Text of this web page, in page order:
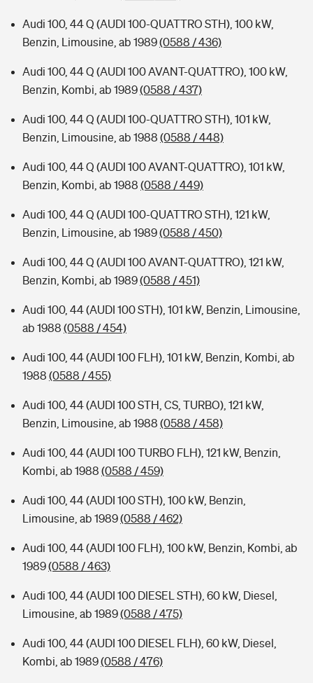
Audi 100, 44 Q (AUDI 100-QUATTRO STH), 100 kW,
Benzin, Limousine, ab 1989(0588 / 436)
Audi 100, 44 Q (AUDI 100 AVANT-QUATTRO), 100 kW,
Benzin, Kombi, ab 1989(0588 / 437)
Audi 100, 44 Q (AUDI 100-QUATTRO STH), 101 kW,
Benzin, Limousine, ab 1988 (0588 / 448)
Audi 100, 44 Q (AUDI 100 AVANT-QUATTRO), 101 kW,
Benzin, Kombi, ab 1988 (0588 / 449)
Audi 100, 44 Q (AUDI 100-QUATTRO STH), 121 kW,
Benzin, Limousine, ab 1989(0588 / 450)
Audi 100, 44 Q (AUDI 100 AVANT-QUATTRO), 121 kW,
Benzin, Kombi, ab 1989(0588 / 451)
Audi 100, 44 (AUDI 100 STH), 101 kW, Benzin, Limousine,
ab 1988 (0588 / 454)
Audi 100, 44 (AUDI 100 FLH), 101 kW, Benzin, Kombi, ab
1988 (0588 / 455)
Audi 100, 44 (AUDI 100 STH, CS, TURBO), 121 kW,
Benzin, Limousine, ab 1988 (0588 / 458)
Audi 100, 44 (AUDI 100 TURBO FLH), 121 kW, Benzin,
Kombi, ab 1988 (0588 / 459)
Audi 100, 44 (AUDI 100 STH), 100 kW, Benzin,
Limousine, ab 1989(0588 / 462)
Audi 100, 44 (AUDI 100 FLH), 100 kW, Benzin, Kombi, ab
1989(0588 / 463)
Audi 100, 44 (AUDI 100 DIESEL STH), 60 kW, Diesel,
Limousine, ab 1989(0588 / 475)
Audi 100, 44 (AUDI 100 DIESEL FLH), 60 kW, Diesel,
Kombi, ab 1989(0588 / 476)